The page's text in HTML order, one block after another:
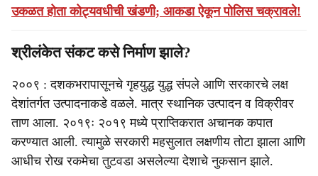
उकळत होता कोट्यवधीची खंडणी; आकडा ऐकून पोलिस चक्रावले!
श्रीलंकेत संकट कसे निर्माण झाले?
२००९ : दशकभरापासूनचे गृहयुद्ध युद्ध संपले आणि सरकारचे लक्ष
देशांतर्गत उत्पादनाकडे वळले. मात्र स्थानिक उत्पादन व विक्रीवर
ताण आला. २०१९ः २०१९ मध्ये प्राप्तिकरात अचानक कपात
करण्यात आली. त्यामुळे सरकारी महसुलात लक्षणीय तोटा झाला आणि
आधीच रोख रकमेचा तुटवडा असलेल्या देशाचे नुकसान झाले.